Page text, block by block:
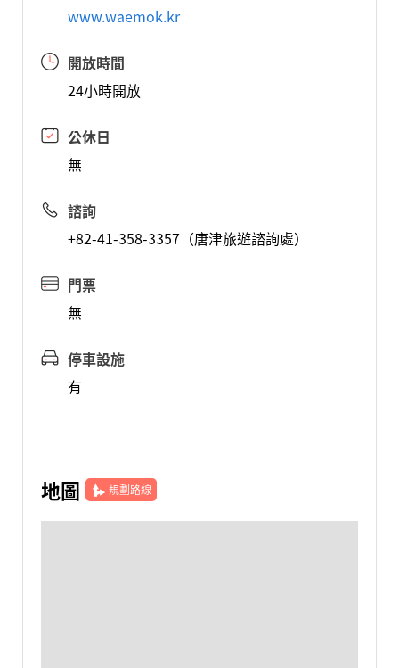
www.waemok.kr
開放時間
24小時開放
公休日
無
諮詢
+82-41-358-3357（唐津旅遊諮詢處）
門票
無
停車設施
有
地圖 規劃路線